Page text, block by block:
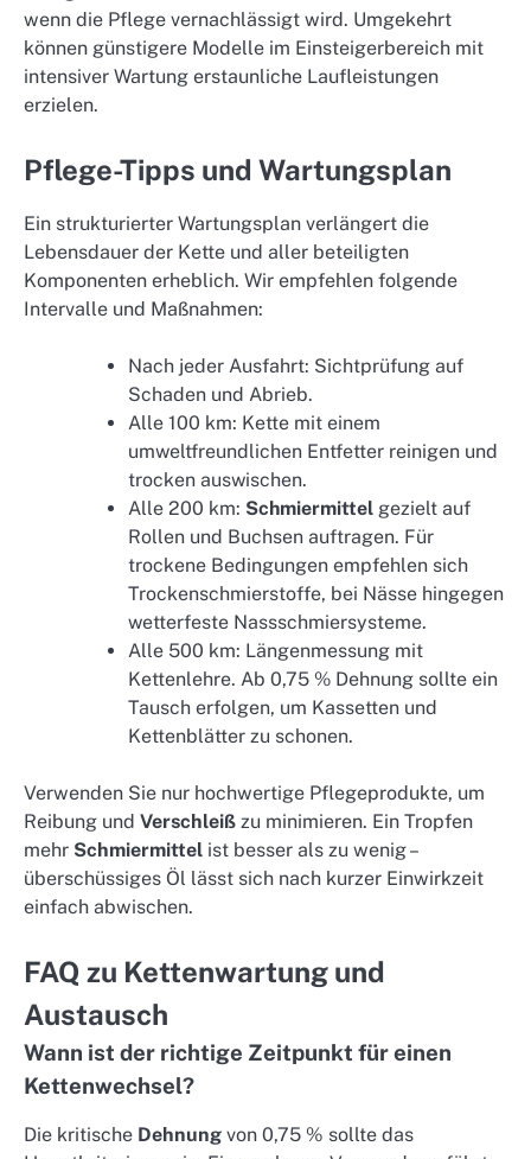
wenn die Pflege vernachlässigt wird. Umgekehrt
können günstigere Modelle im Einsteigerbereich mit
intensiver Wartung erstaunliche Laufleistungen
erzielen.
Pflege-Tipps und Wartungsplan
Ein strukturierter Wartungsplan verlängert die
Lebensdauer der Kette und aller beteiligten
Komponenten erheblich. Wir empfehlen folgende
Intervalle und Maßnahmen:
Nach jeder Ausfahrt: Sichtprüfung auf
Schaden und Abrieb.
Alle 100 km: Kette mit einem
umweltfreundlichen Entfetter reinigen und
trocken auswischen.
Alle 200 km: Schmiermittel gezielt auf
Rollen und Buchsen auftragen. Für
trockene Bedingungen empfehlen sich
Trockenschmierstoffe, bei Nässe hingegen
wetterfeste Nassschmiersysteme.
Alle 500 km: Längenmessung mit
Kettenlehre. Ab 0,75 % Dehnung sollte ein
Tausch erfolgen, um Kassetten und
Kettenblätter zu schonen.
Verwenden Sie nur hochwertige Pflegeprodukte, um
Reibung und Verschleiß zu minimieren. Ein Tropfen
mehr Schmiermittel ist besser als zu wenig –
überschüssiges Öl lässt sich nach kurzer Einwirkzeit
einfach abwischen.
FAQ zu Kettenwartung und
Austausch
Wann ist der richtige Zeitpunkt für einen
Kettenwechsel?
Die kritische Dehnung von 0,75 % sollte das